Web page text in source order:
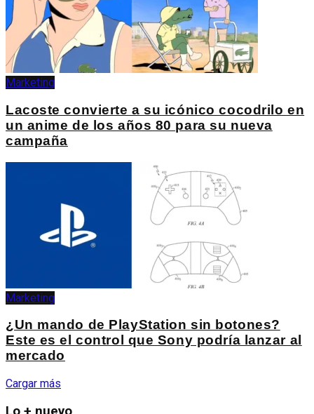
Marketing
Lacoste convierte a su icónico cocodrilo en
un anime de los años 80 para su nueva
campaña
Marketing
¿Un mando de PlayStation sin botones?
Este es el control que Sony podría lanzar al
mercado
Cargar más